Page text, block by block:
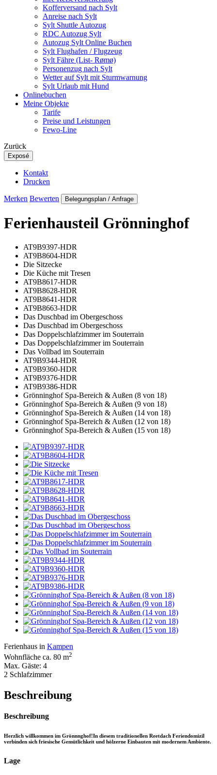
Kofferversand nach Sylt
Anreise nach Sylt
Sylt Shuttle Autozug
RDC Autozug Sylt
Autozug Sylt Online Buchen
Sylt Flughafen / Flugzeug
Sylt Fähre (List- Rømø)
Personenzug nach Sylt
Wetter auf Sylt mit Sturmwarnung
Sylt Urlaub mit Hund
Onlinebuchen
Meine Objekte
Tarife
Preise und Leistungen
Fewo-Line
Zurück
Exposé
Kontakt
Drucken
Merken Bewerten Belegungsplan / Anfrage
Ferienhausteil Grönninghof
AT9B9397-HDR
AT9B8604-HDR
Die Sitzecke
Die Küche mit Tresen
AT9B8617-HDR
AT9B8628-HDR
AT9B8641-HDR
AT9B8663-HDR
Das Duschbad im Obergeschoss
Das Duschbad im Obergeschoss
Das Doppelschlafzimmer im Souterrain
Das Doppelschlafzimmer im Souterrain
Das Vollbad im Souterrain
AT9B9344-HDR
AT9B9360-HDR
AT9B9376-HDR
AT9B9386-HDR
Grönninghof Spa-Bereich & Außen (8 von 18)
Grönninghof Spa-Bereich & Außen (9 von 18)
Grönninghof Spa-Bereich & Außen (14 von 18)
Grönninghof Spa-Bereich & Außen (12 von 18)
Grönninghof Spa-Bereich & Außen (15 von 18)
Ferienhaus in Kampen
Wohnfläche ca. 80 m2
Max. Gäste: 4
2 Schlafzimmer
Beschreibung
Beschreibung
Herzlich willkommen im Grönnnghof!In diesem traditionellen Reetdach Feriendomizil
verbinden sich friesische Gemütlichkeit und hölzerne Einbauten mit modernem Ambiente.
Lage